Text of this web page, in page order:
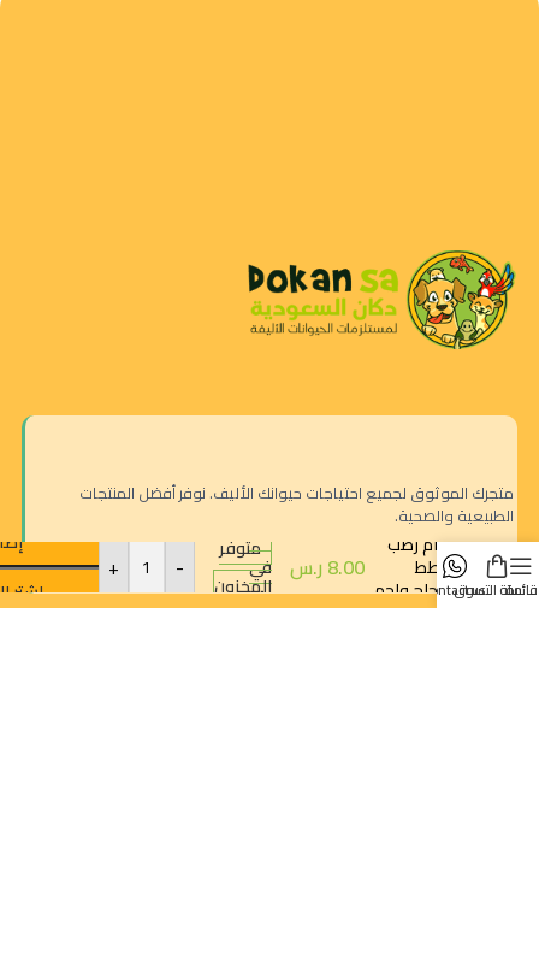
متجرك الموثوق لجميع احتياجات حيوانك الأليف. نوفر أفضل المنتجات
الطبيعية والصحية.
قائمةسلة التسوقcontact us
شيزر افتر دارك
طعام رطب
للقطط
بالدجاج ولحم
البقر 80 غ
8.00 ر.س
متوفر
في
المخزون
-
+
اشترِ